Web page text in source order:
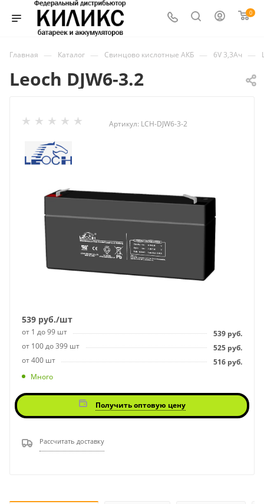
0
Главная — Каталог — Свинцово кислотные АКБ — 6V 3,3Ач —
Leoch DJW6-3.2
Артикул: LCH-DJW6-3-2
539 руб./шт
от 1 до 99 шт 539 руб.
от 100 до 399 шт
525 руб.
от 400 шт
516 руб.
Много
Получить оптовую цену
Рассчитать доставку